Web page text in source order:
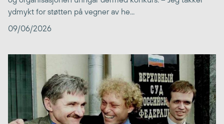
ydmykt for støtten på vegner av he...
09/06/2026